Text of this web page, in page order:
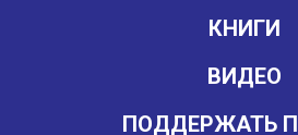
КНИГИ
ВИДЕО
ПОДДЕРЖАТЬ